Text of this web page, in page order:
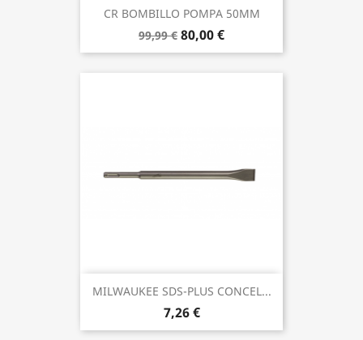
CR BOMBILLO POMPA 50MM
99,99 € 80,00 €
MILWAUKEE SDS-PLUS CONCEL...
7,26 €